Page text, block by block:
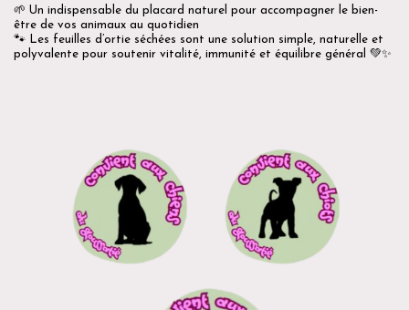
🌱 Un indispensable du placard naturel pour accompagner le bien-
être de vos animaux au quotidien
🐾 Les feuilles d’ortie séchées sont une solution simple, naturelle et
polyvalente pour soutenir vitalité, immunité et équilibre général 💚✨